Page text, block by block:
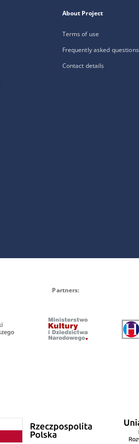
About Project
Terms of use
Frequently asked questions
Contact details
Partners: